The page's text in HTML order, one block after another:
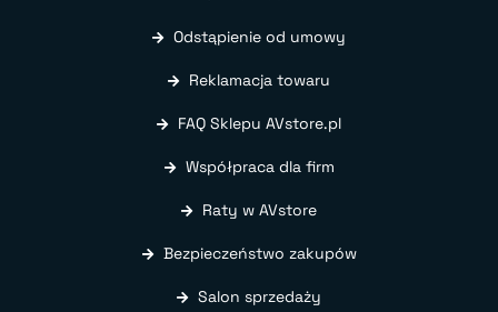
Odstąpienie od umowy
Reklamacja towaru
FAQ Sklepu AVstore.pl
Współpraca dla firm
Raty w AVstore
Bezpieczeństwo zakupów
Salon sprzedaży